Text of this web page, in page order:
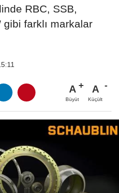
RBC, SSB,
farklı markalar
A
Büyüt
A
Küçült